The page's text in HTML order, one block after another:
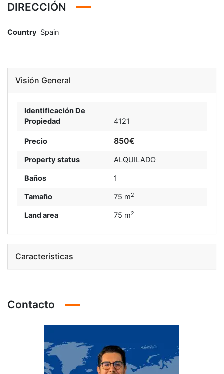
DIRECCIÓN
Country Spain
Visión General
Identificación De
Propiedad
4121
Precio 850€
Property status ALQUILADO
Baños 1
Tamaño 75 m2
Land area 75 m2
Características
Contacto